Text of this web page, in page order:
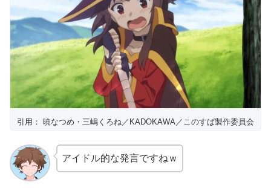
引用： 暁なつめ・三嶋くろね／KADOKAWA／このすば製作委員会
アイドル的な発言ですねｗ